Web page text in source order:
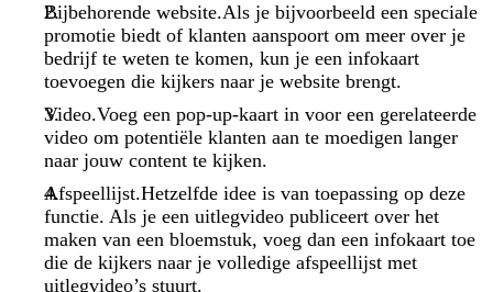
Bijbehorende website.Als je bijvoorbeeld een speciale
promotie biedt of klanten aanspoort om meer over je
bedrijf te weten te komen, kun je een infokaart
toevoegen die kijkers naar je website brengt.
Video.Voeg een pop-up-kaart in voor een gerelateerde
video om potentiële klanten aan te moedigen langer
naar jouw content te kijken.
Afspeellijst.Hetzelfde idee is van toepassing op deze
functie. Als je een uitlegvideo publiceert over het
maken van een bloemstuk, voeg dan een infokaart toe
die de kijkers naar je volledige afspeellijst met
uitlegvideo’s stuurt.